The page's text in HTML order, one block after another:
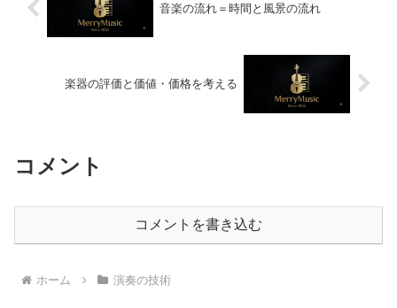
音楽の流れ＝時間と風景の流れ
楽器の評価と価値・価格を考える
コメント
コメントを書き込む
ホーム 演奏の技術